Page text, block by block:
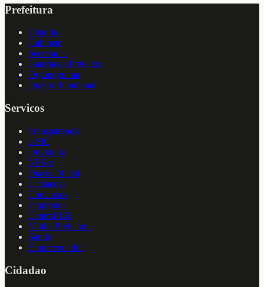
Prefeitura
Historia
Gabinete
Secretarias
Galeria de Prefeitos
Organograma
Quadro Funcional
Servicos
Transparencia
e-SIC
Ouvidoria
NFS-e
Diario Oficial
Licitacoes
Concursos
Empregos
Central 156
Minha Prefeitura
Saude
Empreendedor
Cidadao